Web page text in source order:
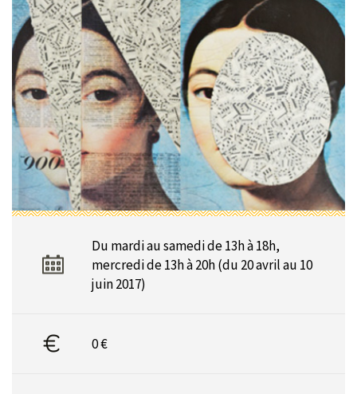
Du mardi au samedi de 13h à 18h,
mercredi de 13h à 20h (du 20 avril au 10
juin 2017)
0 €